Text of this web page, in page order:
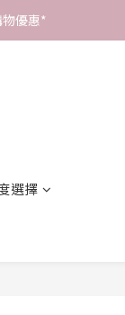
優惠*
選擇